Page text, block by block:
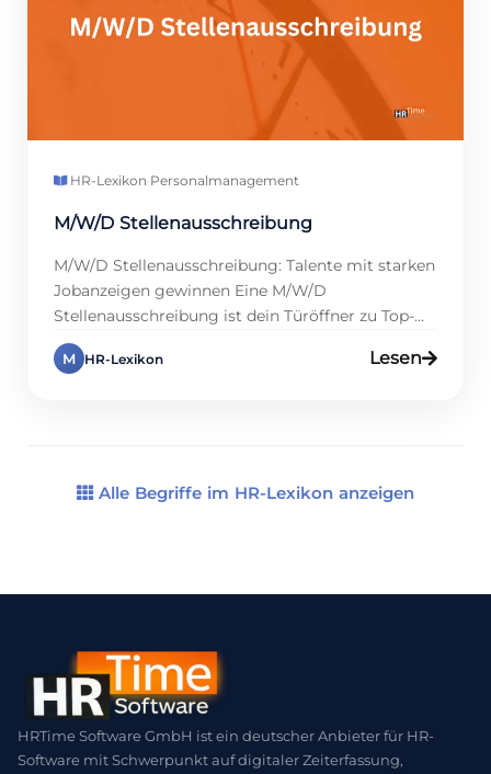
HR-Lexikon·Personalmanagement
M/W/D Stellenausschreibung
M/W/D Stellenausschreibung: Talente mit starken
Jobanzeigen gewinnen Eine M/W/D
Stellenausschreibung ist dein Türöffner zu Top-
Talenten, denn sie spricht die richtigen Köpfe an.
Warum ist das entscheidend? Studien zeigen,
zeigen wir […]
M HR-Lexikon Lesen
Alle Begriffe im HR-Lexikon anzeigen
HRTime Software GmbH ist ein deutscher Anbieter für HR-
Software mit Schwerpunkt auf digitaler Zeiterfassung,